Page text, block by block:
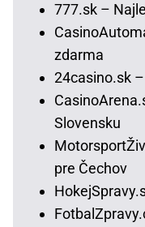
777.sk –
zdarma
24casino.sk
Slovensku
pre Čechov